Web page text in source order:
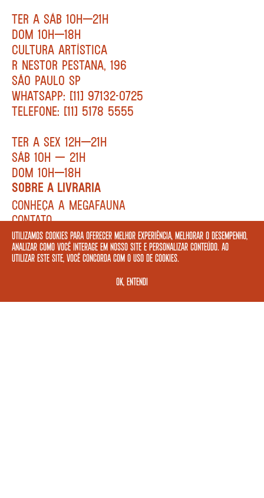
Utilizamos cookies para oferecer melhor experiência, melhorar o desempenho,
analizar como você interage em nosso site e personalizar conteúdo. Ao
utilizar este site, você concorda com o uso de cookies.
OK, ENTENDI
TER A SÁB 10H—21H
DOM 10H—18H
CULTURA ARTÍSTICA
R NESTOR PESTANA, 196
SÃO PAULO SP
WHATSAPP: [11] 97132-0725
TELEFONE: [11] 5178 5555
TER A SEX 12H—21H
SÁB 10H — 21H
DOM 10H—18H
SOBRE A LIVRARIA
CONHEÇA A MEGAFAUNA
CONTATO
PERGUNTAS FREQUENTES
POLÍTICA DE PRIVACIDADE
TERMOS DE USO
REDES SOCIAIS